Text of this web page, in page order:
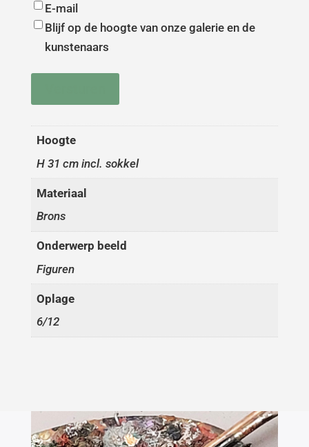
E-mail
Blijf op de hoogte van onze galerie en de
kunstenaars
Hoogte
H 31 cm incl. sokkel
Materiaal
Brons
Onderwerp beeld
Figuren
Oplage
6/12